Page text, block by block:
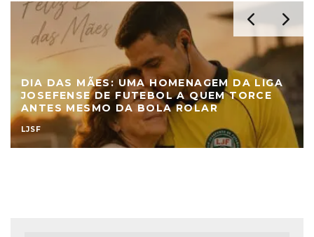
DIA DAS MÃES: UMA HOMENAGEM DA LIGA
JOSEFENSE DE FUTEBOL A QUEM TORCE
ANTES MESMO DA BOLA ROLAR
LJSF